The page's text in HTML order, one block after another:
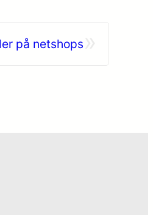
på netshops